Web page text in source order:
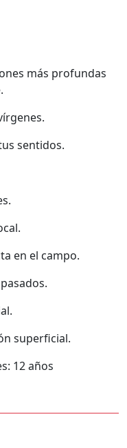
más profundas
sentidos.
en el campo.
superficial.
12 años